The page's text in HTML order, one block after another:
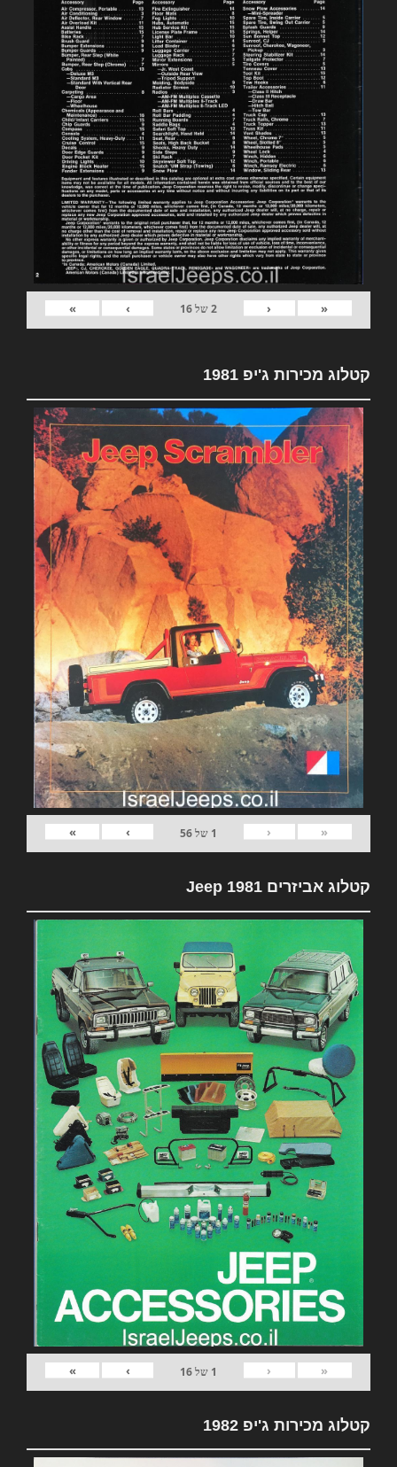
«
‹
2של16
›
»
קטלוג מכירות ג'יפ 1981
«
‹
1 של56
›
»
קטלוג אביזרים 1981 Jeep
«
‹
1 של16
›
»
קטלוג מכירות ג'יפ 1982